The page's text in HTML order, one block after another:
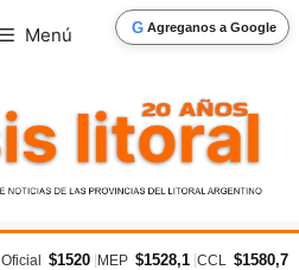
G Agreganos a Google
Menú
Oficial $1520 MEP $1528,1 CCL $1580,7